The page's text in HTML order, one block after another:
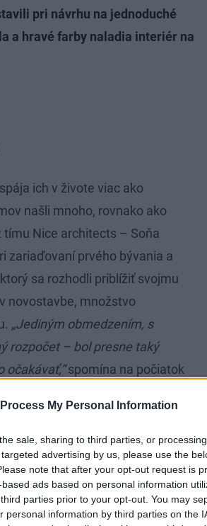
My Personal Information
sale, sharing to third parties, or
advertising by us, please use the
note that after your opt-out request is
ads based on personal information
parties prior to your opt-out. You may
personal information by third parties on the
pri návrhu na jednoduché
a hravé farby naladia interiér na
ich v živote viac ako
našli mnoho, rovnako ako
Nice architects – Soňa
zariaďovaní prvého bývania a
sa rozhodli priblížiť svojmu
novostavbe, množstvo
„Jediným obmedzením, s
rozpočet – bol presne taký
očakávať,“spomína na počiatok
čas, no zároveň sme
inovatívne riešenia do
interiéru je totiž zložitejšie.“
čoho chytiť. Filip aj Ivana sa
Pre množstvo ľudí